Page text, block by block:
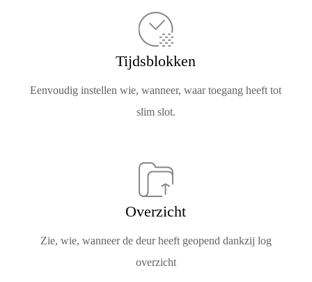
Tijdsblokken
Eenvoudig instellen wie, wanneer, waar toegang heeft tot
slim slot.
Overzicht
Zie, wie, wanneer de deur heeft geopend dankzij log
overzicht